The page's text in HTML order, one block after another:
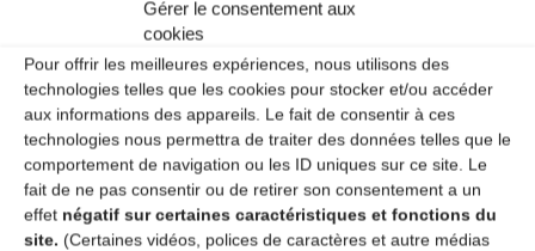
Gérer le consentement aux
cookies
Pour offrir les meilleures expériences, nous utilisons des
technologies telles que les cookies pour stocker et/ou accéder
aux informations des appareils. Le fait de consentir à ces
technologies nous permettra de traiter des données telles que le
comportement de navigation ou les ID uniques sur ce site. Le
fait de ne pas consentir ou de retirer son consentement a un
effet négatif sur certaines caractéristiques et fonctions du
site. (Certaines vidéos, polices de caractères et autre médias
Laisser un
commentaire
Votre adresse e-mail ne sera pas publiée. Les champs
obligatoires sont indiqués avec*